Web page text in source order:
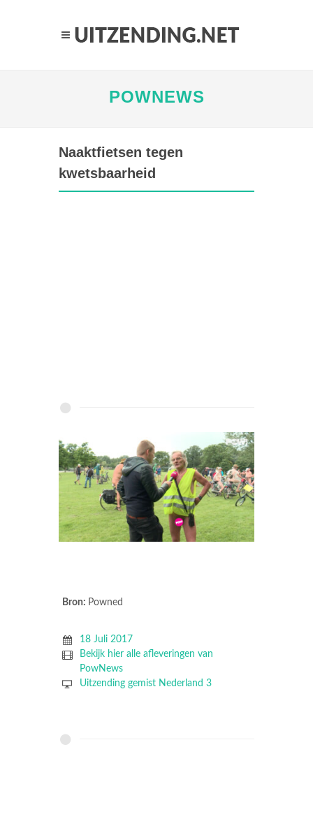
POWNEWS
Naaktfietsen tegen
kwetsbaarheid
Bron: Powned
18 Juli 2017
Bekijk hier alle afleveringen van
PowNews
Uitzending gemist Nederland 3